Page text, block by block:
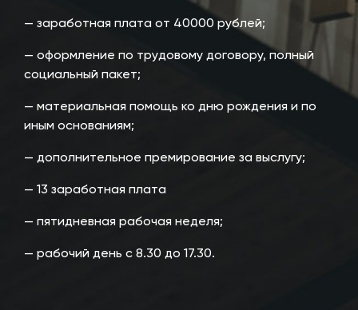
— заработная плата от 40000 рублей;
— оформление по трудовому договору, полный
социальный пакет;
— материальная помощь ко дню рождения и по
иным основаниям;
— дополнительное премирование за выслугу;
— 13 заработная плата
— пятидневная рабочая неделя;
— рабочий день с 8.30 до 17.30.